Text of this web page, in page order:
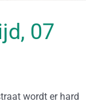
07
wordt er hard